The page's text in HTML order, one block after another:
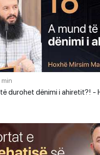
durohet dënimi i ahiretit?! -